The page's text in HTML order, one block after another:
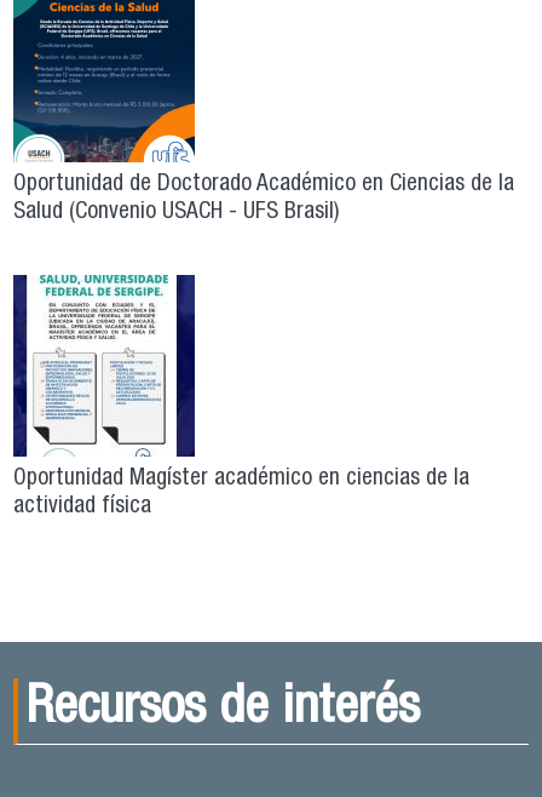
Oportunidad de Doctorado Académico en Ciencias de la
Salud (Convenio USACH - UFS Brasil)
Oportunidad Magíster académico en ciencias de la
actividad física
Recursos de interés